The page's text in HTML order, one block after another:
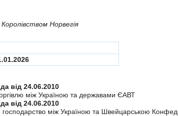
Норвегія
Міждержавна угода від 24.06.2010
мiж Україною та державами ЄАВТ
Міждержавна угода від 24.06.2010
господарство мiж Україною та Швейцарською